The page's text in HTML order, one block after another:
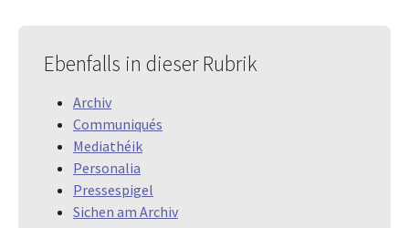
Ebenfalls in dieser Rubrik
Archiv
Communiqués
Mediathéik
Personalia
Pressespigel
Sichen am Archiv